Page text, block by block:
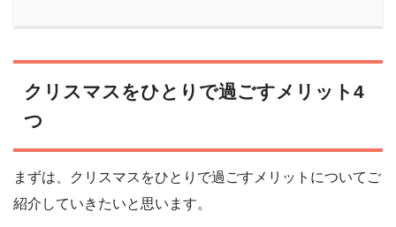
クリスマスをひとりで過ごすメリット4
つ
まずは、クリスマスをひとりで過ごすメリットについてご
紹介していきたいと思います。